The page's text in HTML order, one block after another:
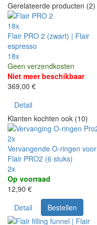
Gerelateerde producten (2)
18x
Flair PRO 2 (zwart) | Flair
espresso
18x
Geen verzendkosten
Niet meer beschikbaar
369,00 €
Detail
Klanten kochten ook (10)
2x
Vervangende O-ringen voor
Flair PRO2 (6 stuks)
2x
Op voorraad
12,90 €
Detail
Bestellen